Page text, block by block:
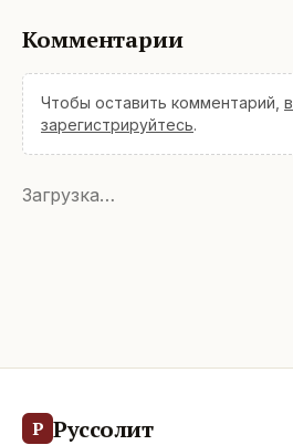
Комментарии
Чтобы оставить комментарий,
зарегистрируйтесь.
Загрузка…
Р Руссолит